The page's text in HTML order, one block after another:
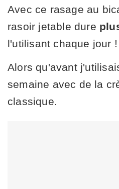
Avec ce rasage au
rasoir jetable dure
l'utilisant chaque jour !
Alors qu'avant
semaine avec de la
classique.